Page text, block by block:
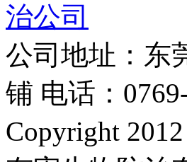
治公司
公司地址：东
铺 电话：
Copyright 2012